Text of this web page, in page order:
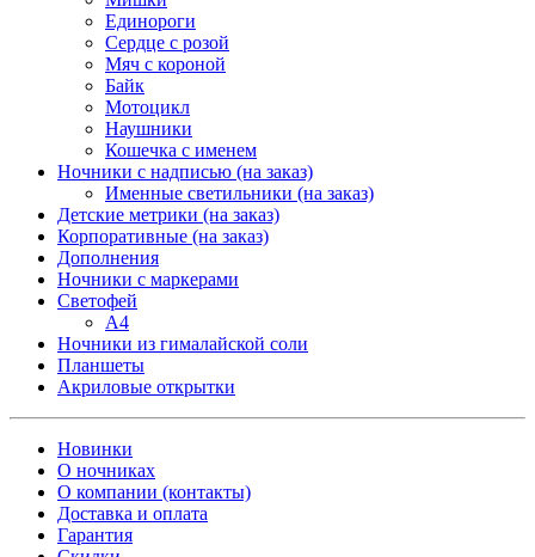
Единороги
Сердце с розой
Мяч с короной
Байк
Мотоцикл
Наушники
Кошечка с именем
Ночники с надписью (на заказ)
Именные светильники (на заказ)
Детские метрики (на заказ)
Корпоративные (на заказ)
Дополнения
Ночники с маркерами
Светофей
А4
Ночники из гималайской соли
Планшеты
Акриловые открытки
Новинки
О ночниках
О компании (контакты)
Доставка и оплата
Гарантия